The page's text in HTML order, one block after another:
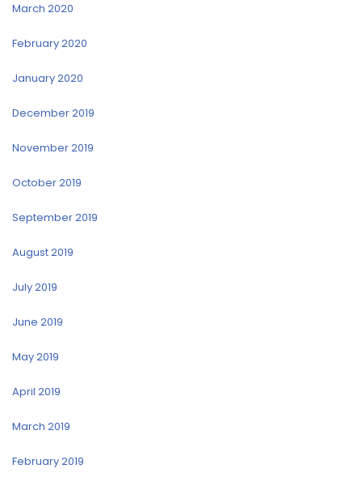
March 2020
February 2020
January 2020
December 2019
November 2019
October 2019
September 2019
August 2019
July 2019
June 2019
May 2019
April 2019
March 2019
February 2019